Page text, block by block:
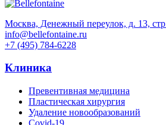
Москва, Денежный переулок, д. 13,
info@bellefontaine.ru
+7 (495) 784-6228
Клиника
Превентивная медицина
Пластическая хирургия
Удаление новообразований
Covid-19